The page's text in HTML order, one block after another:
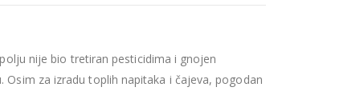
nije bio tretiran pesticidima i gnojen
za izradu toplih napitaka i čajeva, pogodan